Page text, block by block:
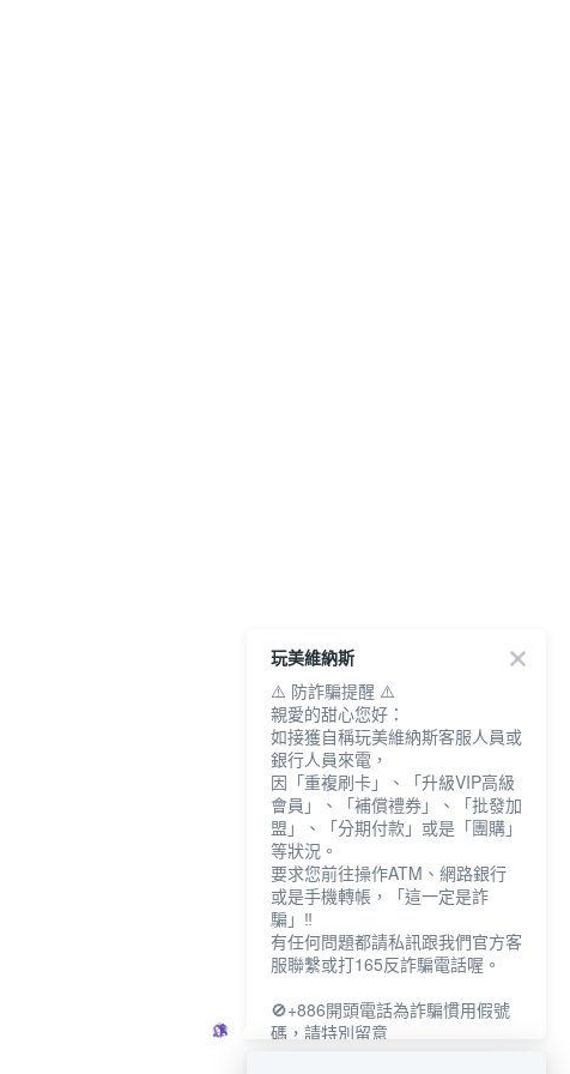
玩美維納斯
⚠️ 防詐騙提醒 ⚠️
親愛的甜心您好：
如接獲自稱玩美維納斯客服人員或
銀行人員來電，
因「重複刷卡」、「升級VIP高級
會員」、「補償禮券」、「批發加
盟」、「分期付款」或是「團購」
等狀況。
要求您前往操作ATM、網路銀行
或是手機轉帳，「這一定是詐
騙」‼️
有任何問題都請私訊跟我們官方客
服聯繫或打165反詐騙電話喔。
🚫+886開頭電話為詐騙慣用假號
碼，請特別留意